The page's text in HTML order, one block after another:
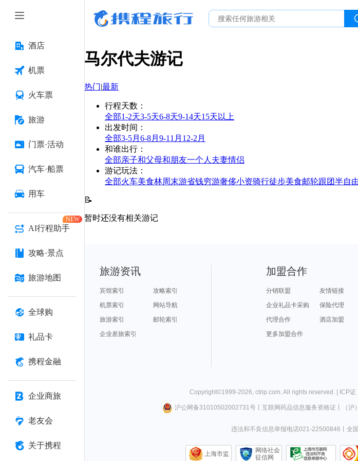
酒店
机票
火车票
旅游
门票·活动
汽车·船票
用车
AI行程助手
NEW
攻略·景点
旅游地图
全球购
礼品卡
携程金融
企业商旅
老友会
关于携程
马尔代夫游记
热门|最新
行程天数 ：
全部1-2天3-5天6-8天9-14天15天以上
出发时间 ：
全部3-5月 6-8月 9-11月 12-2月
和谁出行 ：
全部亲子和父母和朋友一个人 夫妻情侣
游记玩法 ：
全部火车美食林周末游省钱穷游奢侈小资骑行徒步美食邮轮跟团半自
📝
暂时还没有相关游记
旅游资讯
宾馆索引
攻略索引
机票索引
网站导航
旅游索引
邮轮索引
企业差旅索引
加盟合作
分销联盟
友情链接
企业礼品卡采购
保险代理
代理合作
酒店加盟
更多加盟合作
Copyright©1999-2026, ctrip.com. All rights reserved. | ICP证
沪公网备31010502002731号丨 互联网药品信息服务资格证 （
违法和不良信息举报电话021-22500846 全
上海市监
网络社会
征信网